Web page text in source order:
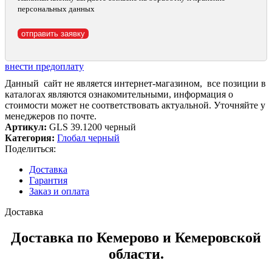
персональных данных
внести предоплату
Данный сайт не является интернет-магазином, все позиции в
каталогах являются ознакомительными, информация о
стоимости может не соответствовать актуальной. Уточняйте у
менеджеров по почте.
Артикул: GLS 39.1200 черный
Категория: Глобал черный
Поделиться:
Доставка
Гарантия
Заказ и оплата
Доставка
Доставка по Кемерово и Кемеровской
области.